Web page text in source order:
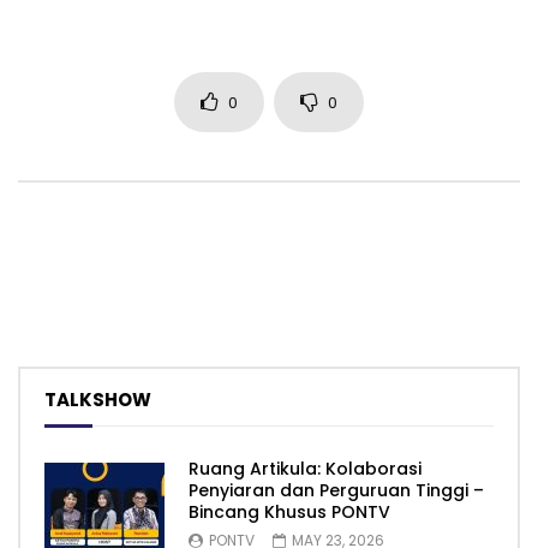
0 0
TALKSHOW
Ruang Artikula: Kolaborasi
Penyiaran dan Perguruan Tinggi –
Bincang Khusus PONTV
PONTV MAY 23, 2026